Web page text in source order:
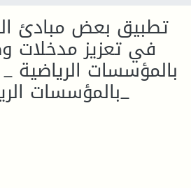
تطبيق بعض مبادئ
في تعزيز مدخلات
بالمؤسسات الرياضية
بالمؤسسات الرياضية بالمسيلة_